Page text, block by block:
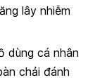
lây nhiễm
dùng cá nhân
chải đánh